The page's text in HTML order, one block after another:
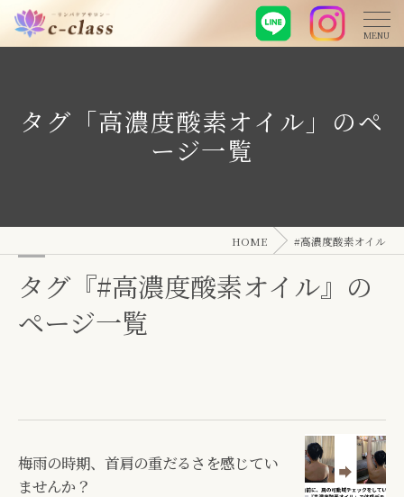
タグ「高濃度酸素オイル」のペ
ージ一覧
HOME #高濃度酸素オイル
タグ『#高濃度酸素オイル』の
ページ一覧
梅雨の時期、首肩の重だるさを感じてい
ませんか？